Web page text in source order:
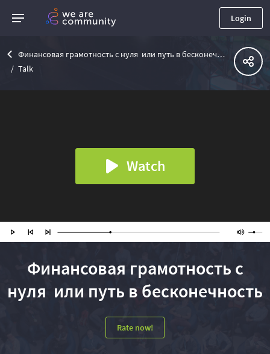
Login
Финансовая грамотность с нуля или путь в бесконечность
Talk
Watch
Финансовая грамотность с
нуля или путь в бесконечность
Rate now!